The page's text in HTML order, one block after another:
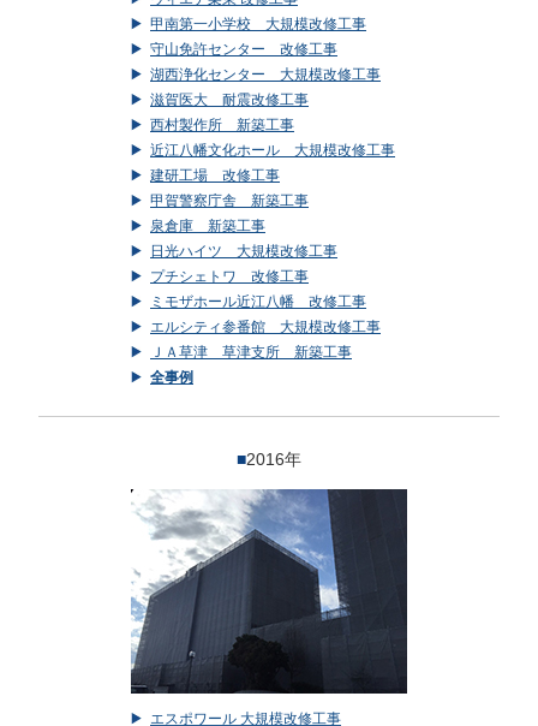
甲南第一小学校 大規模改修工事
守山免許センター 改修工事
湖西浄化センター 大規模改修工事
滋賀医大 耐震改修工事
西村製作所 新築工事
近江八幡文化ホール 大規模改修工事
建研工場 改修工事
甲賀警察庁舎 新築工事
泉倉庫 新築工事
日光ハイツ 大規模改修工事
プチシェトワ 改修工事
ミモザホール近江八幡 改修工事
エルシティ参番館 大規模改修工事
ＪＡ草津 草津支所 新築工事
全事例
■2016年
エスポワール 大規模改修工事